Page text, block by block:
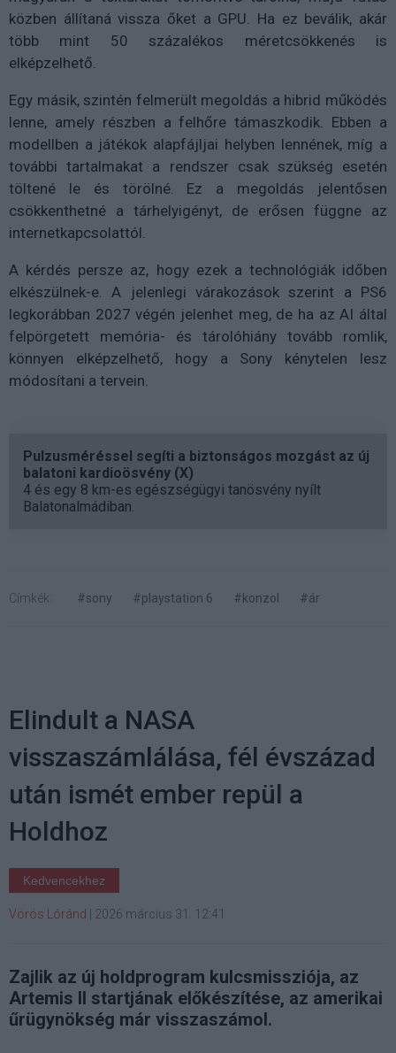
közben állítaná vissza őket a GPU. Ha ez beválik, akár
több mint 50 százalékos méretcsökkenés is
elképzelhető.
Egy másik, szintén felmerült megoldás a hibrid működés
lenne, amely részben a felhőre támaszkodik. Ebben a
modellben a játékok alapfájljai helyben lennének, míg a
további tartalmakat a rendszer csak szükség esetén
töltené le és törölné. Ez a megoldás jelentősen
csökkenthetné a tárhelyigényt, de erősen függne az
internetkapcsolattól.
A kérdés persze az, hogy ezek a technológiák időben
elkészülnek-e. A jelenlegi várakozások szerint a PS6
legkorábban 2027 végén jelenhet meg, de ha az AI által
felpörgetett memória- és tárolóhiány tovább romlik,
könnyen elképzelhető, hogy a Sony kénytelen lesz
módosítani a tervein.
Pulzusméréssel segíti a biztonságos mozgást az új
balatoni kardioösvény (X)
4 és egy 8 km-es egészségügyi tanösvény nyílt
Balatonalmádiban.
Címkék: #sony #playstation 6 #konzol #ár
Elindult a NASA
visszaszámlálása, fél évszázad
után ismét ember repül a
Holdhoz
Kedvencekhez
Vörös Lóránd 2026 március 31. 12:41
Zajlik az új holdprogram kulcsmissziója, az
Artemis II startjának előkészítése, az amerikai
űrügynökség már visszaszámol.